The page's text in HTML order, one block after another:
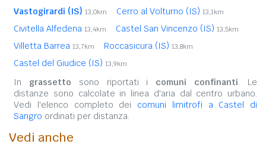
Vastogirardi (IS) 13,0km Cerro al Volturno (IS) 13,1km
Civitella Alfedena 13,4km Castel San Vincenzo (IS) 13,5km
Villetta Barrea 13,7km Roccasicura (IS) 13,8km
Castel del Giudice (IS) 13,9km
In grassetto sono riportati i comuni confinanti. Le
distanze sono calcolate in linea d'aria dal centro urbano.
Vedi l'elenco completo dei comuni limitrofi a Castel di
Sangro ordinati per distanza.
Vedi anche